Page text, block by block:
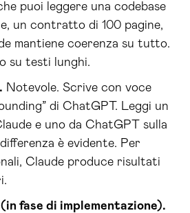
puoi leggere una codebase
un contratto di 100 pagine,
mantiene coerenza su tutto.
su testi lunghi.
Notevole. Scrive con voce
di ChatGPT. Leggi un
e uno da ChatGPT sulla
è evidente. Per
Claude produce risultati
fase di implementazione).